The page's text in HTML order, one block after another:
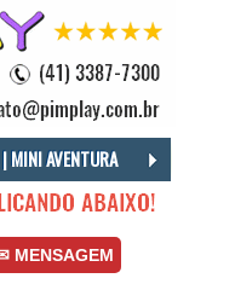
MINI AVENTURA
em Curitiba para Alugar.
Curitiba, Mini Aventura com Frete Grátis.
MENSAGEM